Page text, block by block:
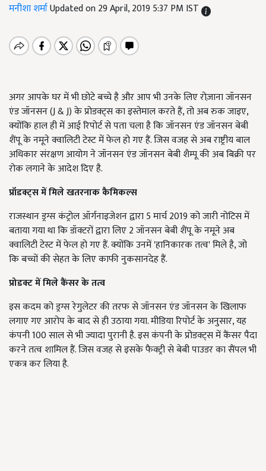
मनीशा शर्माUpdated on 29 April, 2019 5:37 PM IST
अगर आपके घर में भी छोटे बच्चे है और आप भी उनके लिए रोज़ाना जॉनसन
एंड जॉनसन (J & J) के प्रोडक्ट्स का इस्तेमाल करते हैं, तो अब रुक जाइए,
क्योंकि हाल ही में आई रिपोर्ट से पता चला है कि जॉनसन एंड जॉनसन बेबी
शैंपू के नमूने क्वालिटी टेस्ट में फेल हो गए हैं. जिस वजह से अब राष्ट्रीय बाल
अधिकार संरक्षण आयोग ने जॉनसन एंड जॉनसन बेबी शैम्पू की अब बिक्री पर
रोक लगाने के आदेश दिए है.
प्रॉडक्ट्स में मिले खतरनाक कैमिकल्स
राजस्थान ड्रग्स कंट्रोल ऑर्गनाइजेशन द्वारा 5 मार्च 2019 को जारी नोटिस में
बताया गया था कि डॉक्टरों द्वारा लिए 2 जॉनसन बेबी शैंपू के नमूने अब
क्वालिटी टेस्ट में फेल हो गए हैं. क्योंकि उनमें 'हानिकारक तत्व' मिले है, जो
कि बच्चों की सेहत के लिए काफी नुकसानदेह हैं.
प्रोडक्ट में मिले कैंसर के तत्व
इस कदम को ड्रग्स रेगुलेटर की तरफ से जॉनसन एंड जॉनसन के खिलाफ
लगाए गए आरोप के बाद से ही उठाया गया. मीडिया रिपोर्ट के अनुसार, यह
कंपनी 100 साल से भी ज्यादा पुरानी है. इस कंपनी के प्रोडक्ट्स में कैंसर पैदा
करने तत्व शामिल हैं. जिस वजह से इसके फैक्ट्री से बेबी पाउडर का सैंपल भी
एकत्र कर लिया है.